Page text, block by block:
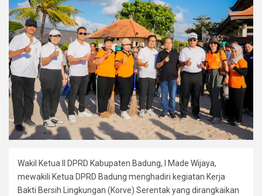
Wakil Ketua II DPRD Kabupaten Badung, I Made Wijaya,
mewakili Ketua DPRD Badung menghadiri kegiatan Kerja
Bakti Bersih Lingkungan (Korve) Serentak yang dirangkaikan